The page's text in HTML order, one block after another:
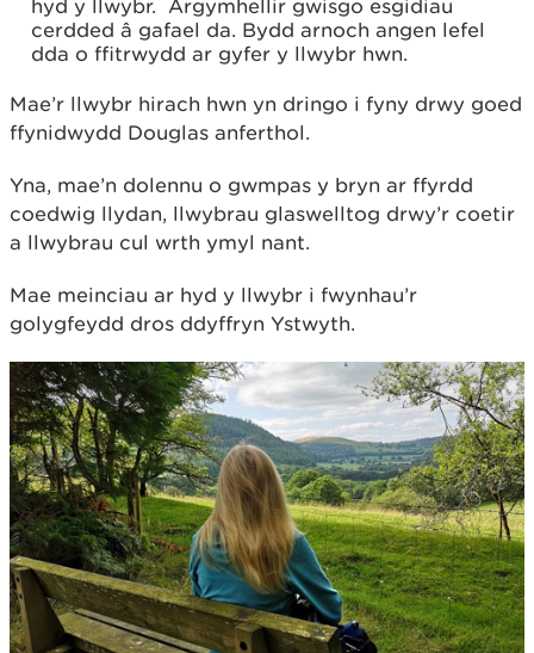
hyd y llwybr. Argymhellir gwisgo esgidiau
cerdded â gafael da. Bydd arnoch angen lefel
dda o ffitrwydd ar gyfer y llwybr hwn.
Mae’r llwybr hirach hwn yn dringo i fyny drwy goed
ffynidwydd Douglas anferthol.
Yna, mae’n dolennu o gwmpas y bryn ar ffyrdd
coedwig llydan, llwybrau glaswelltog drwy’r coetir
a llwybrau cul wrth ymyl nant.
Mae meinciau ar hyd y llwybr i fwynhau’r
golygfeydd dros ddyffryn Ystwyth.